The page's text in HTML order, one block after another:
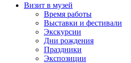
Визит в музей
Время работы
Выставки и фестивали
Экскурсии
Дни рождения
Праздники
Экспозиции